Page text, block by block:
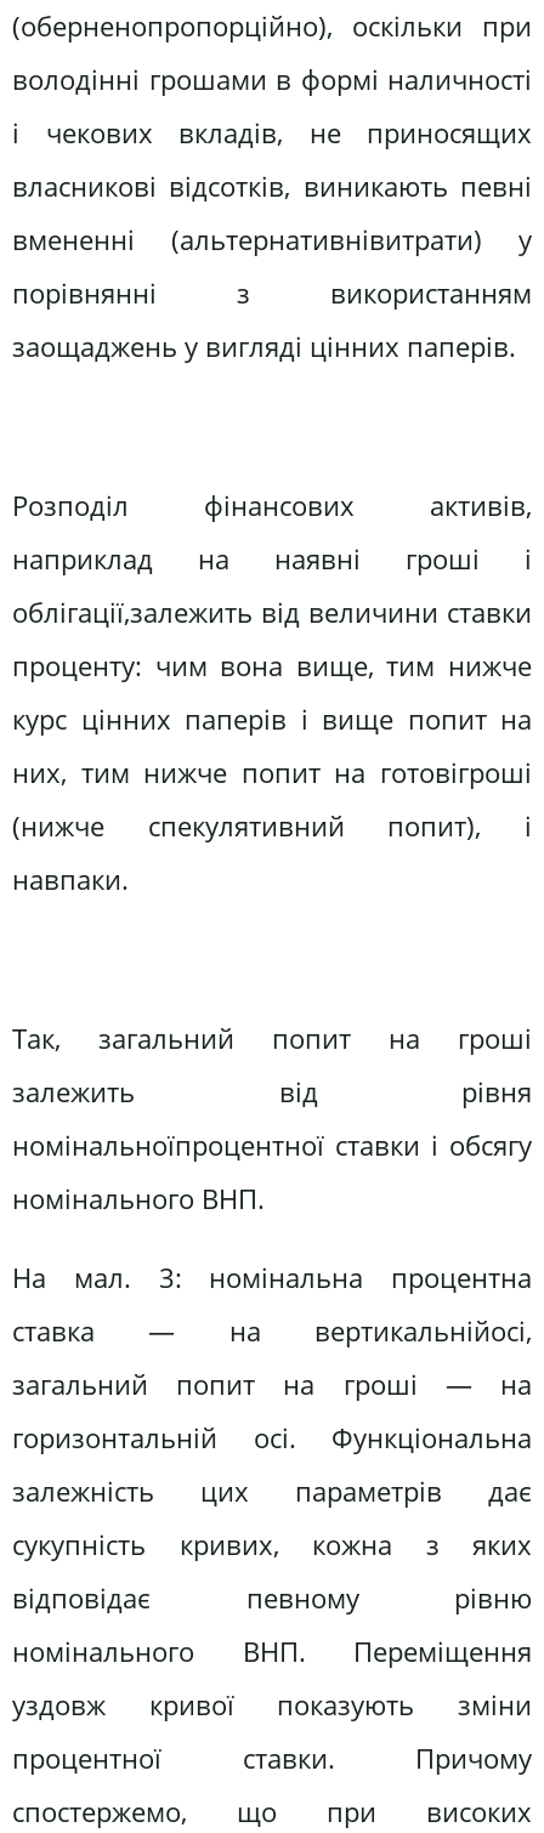
(оберненопропорційно), оскільки при
володінні грошами в формі наличностi
і чекових вкладів, не приносящих
власникові відсотків, виникають певні
вмененні (альтернативнівитрати) у
порівнянні з використанням
заощаджень у вигляді цінних паперів.
Розподіл фінансових активів,
наприклад на наявні гроші і
облігації,залежить від величини ставки
проценту: чим вона вище, тим нижче
курс цінних паперів і вище попит на
них, тим нижче попит на готовігроші
(нижче спекулятивний попит), і
навпаки.
Так, загальний попит на гроші
залежить від рівня
номiнальноїпроцентної ставки і обсягу
номiнального ВНП.
На мал. 3: номiнальна процентна
ставка — на вертикальнійосі,
загальний попит на гроші — на
горизонтальній осі. Функціональна
залежність цих параметрів дає
сукупність кривих, кожна з яких
відповідає певному рівню
номiнального ВНП. Переміщення
уздовж кривої показують зміни
процентної ставки. Причому
спостержемо, що при високих